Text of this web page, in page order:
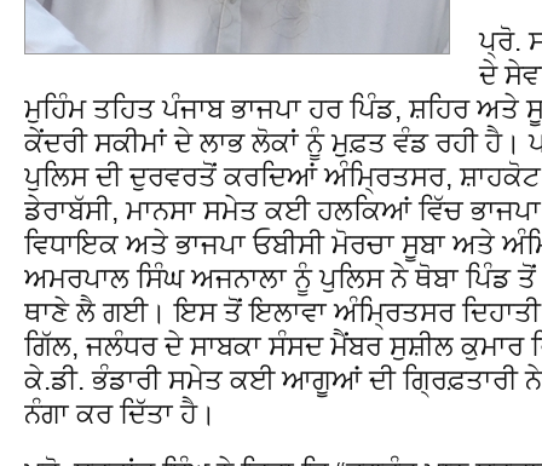
ਪ੍ਰੋ.
ਦੇ
ਮੁਹਿੰਮ ਤਹਿਤ ਪੰਜਾਬ ਭਾਜਪਾ ਹਰ ਪਿੰਡ, ਸ਼ਹਿਰ ਅਤੇ
ਕੇਂਦਰੀ ਸਕੀਮਾਂ ਦੇ ਲਾਭ ਲੋਕਾਂ ਨੂੰ ਮੁਫ਼ਤ ਵੰਡ ਰਹੀ ਹੈ।
ਪੁਲਿਸ ਦੀ ਦੁਰਵਰਤੋਂ ਕਰਦਿਆਂ ਅੰਮ੍ਰਿਤਸਰ,
ਡੇਰਾਬੱਸੀ, ਮਾਨਸਾ ਸਮੇਤ ਕਈ ਹਲਕਿਆਂ ਵਿੱਚ
ਵਿਧਾਇਕ ਅਤੇ ਭਾਜਪਾ ਓਬੀਸੀ ਮੋਰਚਾ ਸੂਬਾ ਅਤੇ
ਅਮਰਪਾਲ ਸਿੰਘ ਅਜਨਾਲਾ ਨੂੰ ਪੁਲਿਸ ਨੇ ਥੋਬਾ ਪਿੰਡ ਤੋਂ
ਥਾਣੇ ਲੈ ਗਈ। ਇਸ ਤੋਂ ਇਲਾਵਾ ਅੰਮ੍ਰਿਤਸਰ
ਗਿੱਲ, ਜਲੰਧਰ ਦੇ ਸਾਬਕਾ ਸੰਸਦ ਮੈਂਬਰ ਸੁਸ਼ੀਲ ਕੁਮਾਰ
ਕੇ.ਡੀ. ਭੰਡਾਰੀ ਸਮੇਤ ਕਈ ਆਗੂਆਂ ਦੀ ਗ੍ਰਿਫ਼ਤਾਰੀ ਨੇ
ਨੰਗਾ ਕਰ ਦਿੱਤਾ ਹੈ।